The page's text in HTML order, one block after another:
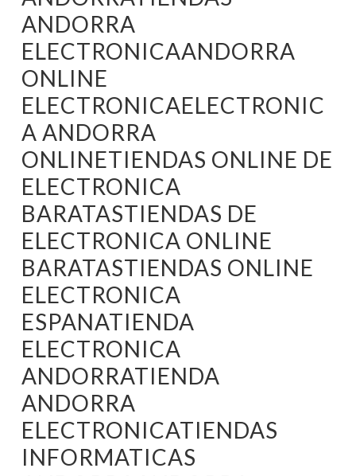
ANDORRA
ELECTRONICAANDORRA
ONLINE
ELECTRONICAELECTRONIC
A ANDORRA
ONLINETIENDAS ONLINE DE
ELECTRONICA
BARATASTIENDAS DE
ELECTRONICA ONLINE
BARATASTIENDAS ONLINE
ELECTRONICA
ESPANATIENDA
ELECTRONICA
ANDORRATIENDA
ANDORRA
ELECTRONICATIENDAS
INFORMATICAS